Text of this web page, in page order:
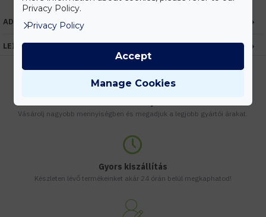
ADATOK
LEÍRÁS
Vásárolj nagyobb mennyiségben és megadjuk a legjobb gyártói árakat.
Gyors kiszállítás
Készleten lévő termékeinket akár 24 órán belül megkaphatod!
Privacy Policy.
Privacy Policy
Manage Cookies
Accept